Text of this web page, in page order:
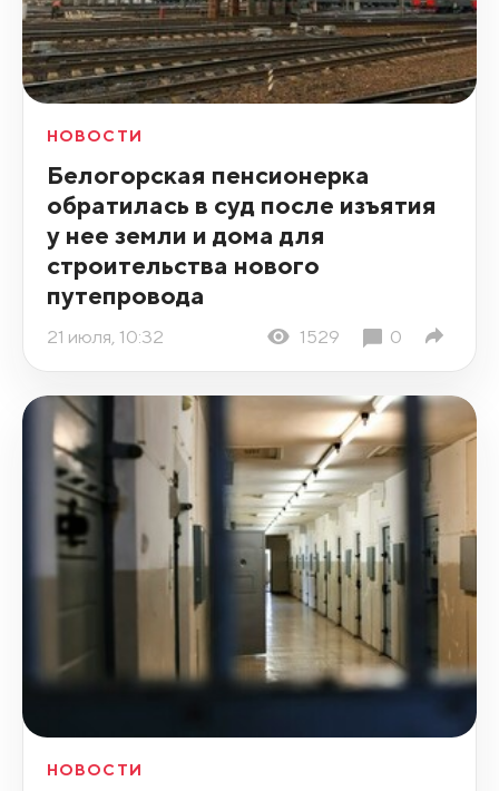
НОВОСТИ
Белогорская пенсионерка
обратилась в суд после изъятия
у нее земли и дома для
строительства нового
путепровода
21 июля, 10:32 1529 0
НОВОСТИ